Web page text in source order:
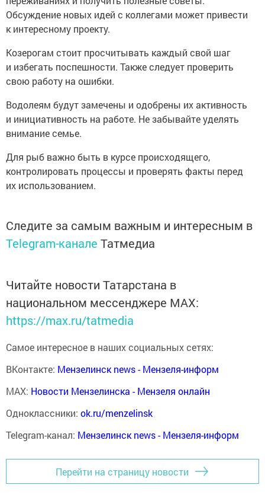
Обсуждение новых идей с коллегами может привести
к интересному проекту.
Козерогам стоит просчитывать каждый свой шаг
и избегать поспешности. Также следует проверить
свою работу на ошибки.
Водолеям будут замечены и одобрены их активность
и инициативность на работе. Не забывайте уделять
внимание семье.
Для рыб важно быть в курсе происходящего,
контролировать процессы и проверять факты перед
их использованием.
Следите за самым важным и интересным в
Telegram-канале Татмедиа
Читайте новости Татарстана в
национальном мессенджере MАХ:
https://max.ru/tatmedia
Самое интересное в наших социальных сетях:
ВКонтакте: Мензелинск news - Мензеля-информ
MAX: Новости Мензелинска - Мензеля онлайн
Одноклассники: ok.ru/menzelinsk
Telegram-канал: Мензелинск news - Мензеля-информ
Перейти на страницу новости